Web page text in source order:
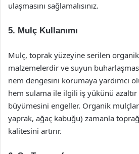
ulaşmasını sağlamalısınız.
5. Mulç Kullanımı
Mulç, toprak yüzeyine serilen
malzemelerdir ve suyun
nem dengesini korumaya yardımcı
hem sulama ile ilgili iş yükünü
büyümesini engeller. Organik
yaprak, ağaç kabuğu) zamanla
kalitesini artırır.